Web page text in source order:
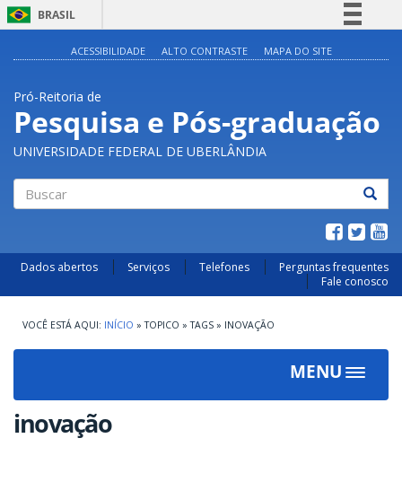
BRASIL
Acesso à informação
Legislação
Canais
ACESSIBILIDADE ALTO CONTRASTE MAPA DO SITE
Pró-Reitoria de
Pesquisa e Pós-graduação
UNIVERSIDADE FEDERAL DE UBERLÂNDIA
Dados abertos Serviços Telefones
Perguntas frequentes
Fale conosco
INÍCIO » TOPICO » TAGS » INOVAÇÃO
MENU
Toggle
inovação